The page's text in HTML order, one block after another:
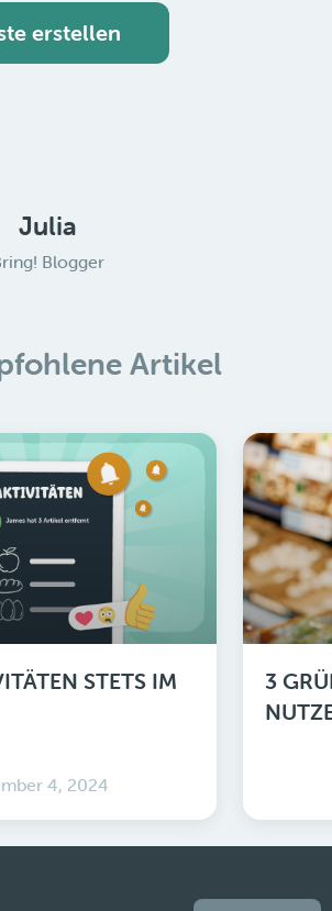
erstellen
Julia
Blogger
Artikel
STETS IM
4, 2024
3